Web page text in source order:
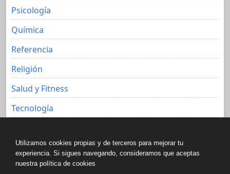
Psicología
Química
Referencia
Religión
Salud y Fitness
Tecnología
Utilizamos cookies propias y de terceros para mejorar tu
experiencia. Si sigues navegando, consideramos que aceptas
nuestra política de cookies